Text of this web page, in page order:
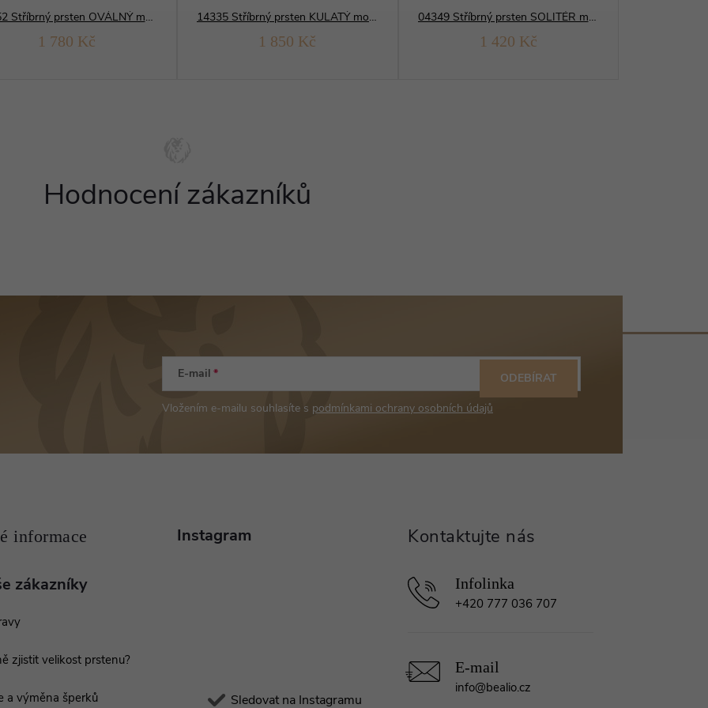
14352 Stříbrný prsten OVÁLNÝ modrý opál
1 780 Kč
14335 Stříbrný prsten KULATÝ modrý opál
1 850 Kč
04349 Stříbrný prsten SOLITÉR modrý OPÁL
1 420 Kč
Hodnocení zákazníků
E-mail
Vložením e-mailu souhlasíte s podmínkami ochrany osobních údajů
ODEBÍRAT
zákazníky
zjistit velikost prstenu?
a výměna šperků
Instagram
Sledovat na Instagramu
info@bealio.cz
+420 777 036 707